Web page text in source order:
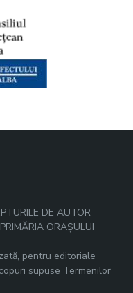
DE AUTOR
ORAȘULUI
pentru editoriale
supuse Termenilor